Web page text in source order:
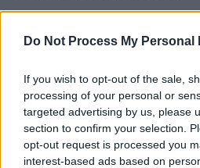
Do Not Process My Personal
If you wish to opt-out of the sale,
processing of your personal or
targeted advertising by us, please
section to confirm your selection.
opt-out request is processed you
interest-based ads based on
ΔΙΑΒΑΣΤΕ ΕΠΙΣΗΣ
Θρίλερ στη
πλοίο που βυθίστηκε
αντιδραστήρες και
εκρήξεις